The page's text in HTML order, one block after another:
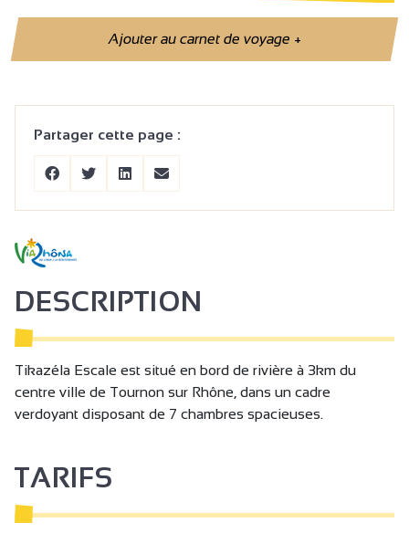
Ajouter au carnet de voyage+
Partager cette page :
DESCRIPTION
Tikazéla Escale est situé en bord de rivière à 3km du
centre ville de Tournon sur Rhône, dans un cadre
verdoyant disposant de 7 chambres spacieuses.
TARIFS